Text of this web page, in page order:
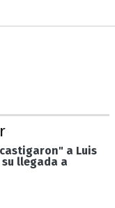
a Luis
llegada a